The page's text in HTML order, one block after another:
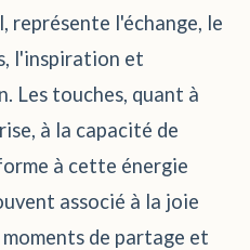
l'échange, le
l'inspiration et
Les touches, quant à
à la capacité de
à cette énergie
associé à la joie
de partage et